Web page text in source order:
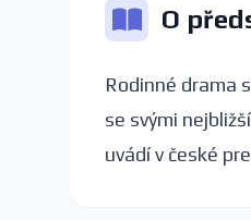
O
Rodinné drama
se svými
uvádí v české